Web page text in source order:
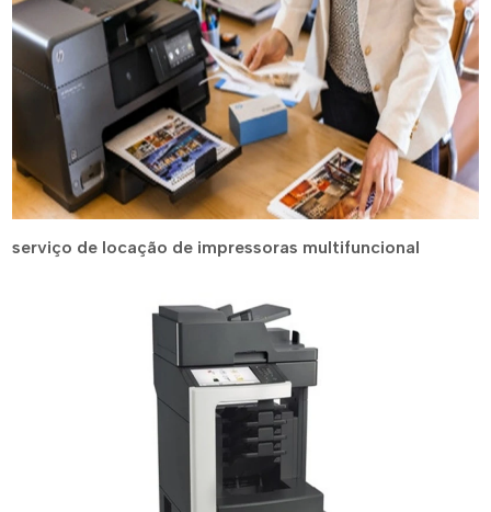
serviço de locação de impressoras multifuncional